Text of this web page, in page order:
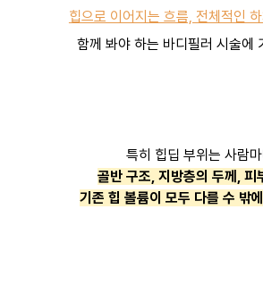
힙으로 이어지는 흐름, 전체적인
함께 봐야 하는 바디필러 시술에
특히 힙딥 부위는 사람
골반 구조, 지방층의 두께, 피
기존 힙 볼륨이 모두 다를 수 밖